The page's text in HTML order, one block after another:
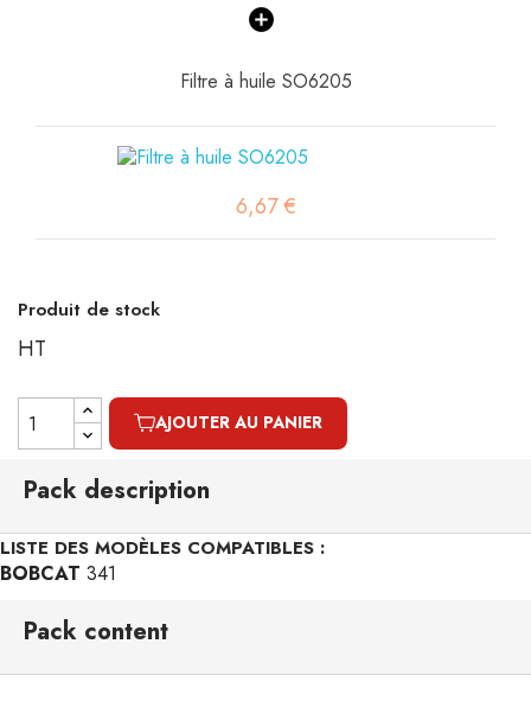
Filtre à huile SO6205
6,67 €
Produit de stock
HT
AJOUTER AU PANIER
Pack description
LISTE DES MODÈLES COMPATIBLES :
BOBCAT 341
Pack content